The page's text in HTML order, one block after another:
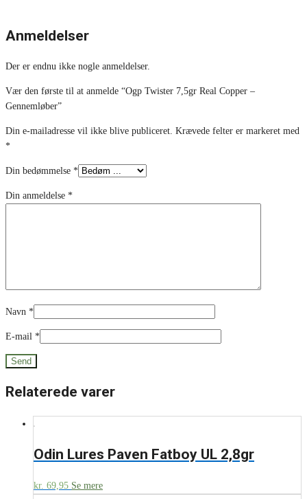
Anmeldelser
Der er endnu ikke nogle anmeldelser.
Vær den første til at anmelde “Ogp Twister 7,5gr Real Copper –
Gennemløber”
Din e-mailadresse vil ikke blive publiceret. Krævede felter er markeret med
*
Din bedømmelse *
Din anmeldelse *
Navn *
E-mail *
Relaterede varer
Odin Lures Paven Fatboy UL 2,8gr
kr. 69,95 Se mere